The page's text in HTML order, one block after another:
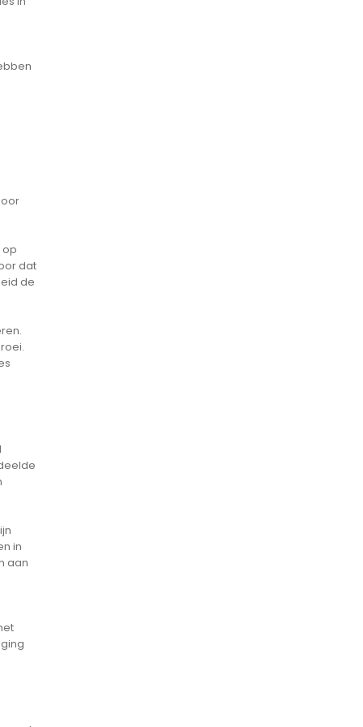
op
dat
de
in
aan